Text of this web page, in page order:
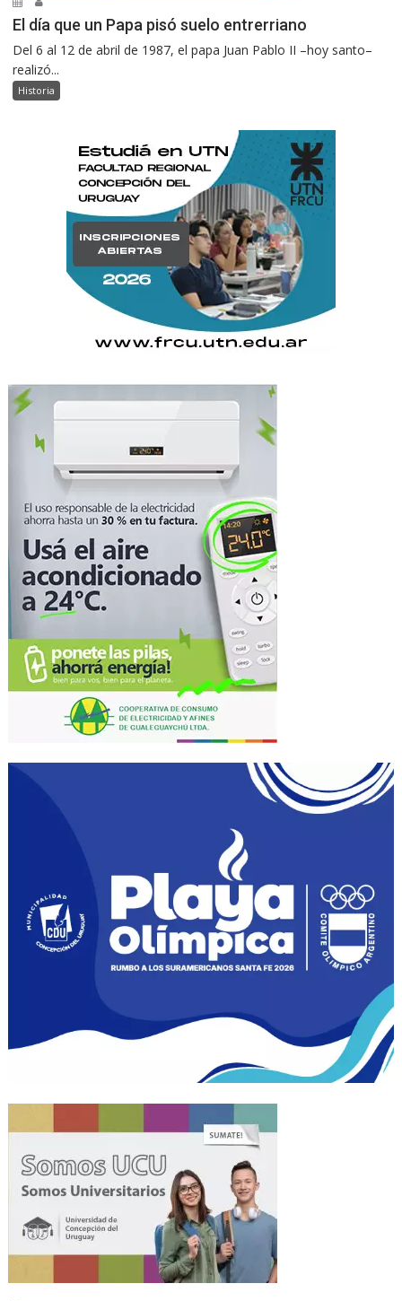
El día que un Papa pisó suelo entrerriano
Del 6 al 12 de abril de 1987, el papa Juan Pablo II –hoy santo–
realizó...
Historia